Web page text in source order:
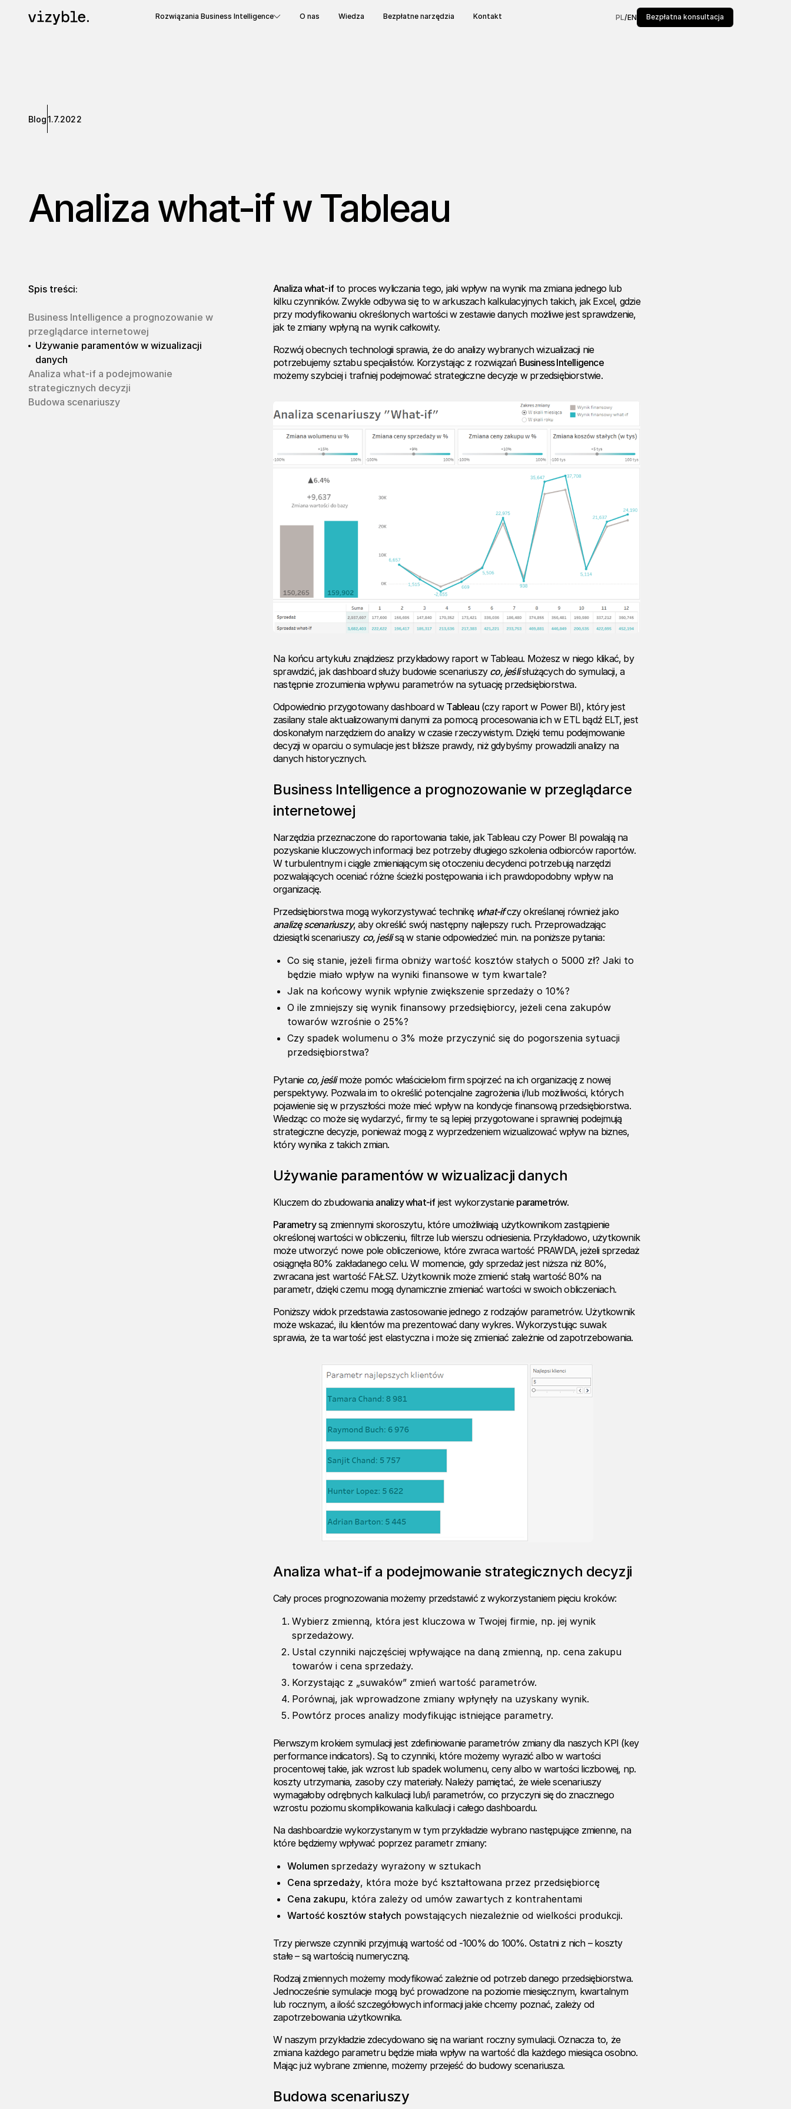
Rozwiązania Business Intelligence O nas Wiedza Bezpłatne narzędzia Kontakt PL/EN Bezpłatna konsultacja
Blog1.7.2022
Analiza what-if w Tableau
Spis treści:
Business Intelligence a prognozowanie w
przeglądarce internetowej
Używanie paramentów w wizualizacji
danych
Analiza what-if a podejmowanie
strategicznych decyzji
Budowa scenariuszy
Analiza what-ifto proces wyliczania tego, jaki wpływ na wynik ma zmiana jednego lub
kilku czynników. Zwykle odbywa się to w arkuszach kalkulacyjnych takich, jak Excel, gdzie
przy modyfikowaniu określonych wartości w zestawie danych możliwe jest sprawdzenie,
jak te zmiany wpłyną na wynik całkowity.
Rozwój obecnych technologii sprawia, że do analizy wybranych wizualizacji nie
potrzebujemy sztabu specjalistów. Korzystając z rozwiązań Business Intelligence
możemy szybciej i trafniej podejmować strategiczne decyzje w przedsiębiorstwie.
Na końcu artykułu znajdziesz przykładowy raport w Tableau. Możesz w niego klikać, by
sprawdzić, jak dashboard służy budowie scenariuszy co, jeślisłużących do symulacji, a
następnie zrozumienia wpływu parametrów na sytuację przedsiębiorstwa.
Odpowiednio przygotowany dashboard w Tableau(czy raport w Power BI), który jest
zasilany stale aktualizowanymi danymi za pomocą procesowania ich w ETL bądź ELT, jest
doskonałym narzędziem do analizy w czasie rzeczywistym. Dzięki temu podejmowanie
decyzji w oparciu o symulacje jest bliższe prawdy, niż gdybyśmy prowadzili analizy na
danych historycznych.
Business Intelligence a prognozowanie w przeglądarce
internetowej
Narzędzia przeznaczone do raportowania takie, jak Tableau czy Power BI powalają na
pozyskanie kluczowych informacji bez potrzeby długiego szkolenia odbiorców raportów.
W turbulentnym i ciągle zmieniającym się otoczeniu decydenci potrzebują narzędzi
pozwalających oceniać różne ścieżki postępowania i ich prawdopodobny wpływ na
organizację.
Przedsiębiorstwa mogą wykorzystywać technikę what-ifczy określanej również jako
analizę scenariuszy, aby określić swój następny najlepszy ruch. Przeprowadzając
dziesiątki scenariuszy co, jeślisą w stanie odpowiedzieć m.in. na poniższe pytania:
Co się stanie, jeżeli firma obniży wartość kosztów stałych o 5000 zł? Jaki to
będzie miało wpływ na wyniki finansowe w tym kwartale?
Jak na końcowy wynik wpłynie zwiększenie sprzedaży o 10%?
O ile zmniejszy się wynik finansowy przedsiębiorcy, jeżeli cena zakupów
towarów wzrośnie o 25%?
Czy spadek wolumenu o 3% może przyczynić się do pogorszenia sytuacji
przedsiębiorstwa?
Pytanie co, jeślimoże pomóc właścicielom firm spojrzeć na ich organizację z nowej
perspektywy. Pozwala im to określić potencjalne zagrożenia i/lub możliwości, których
pojawienie się w przyszłości może mieć wpływ na kondycje finansową przedsiębiorstwa.
Wiedząc co może się wydarzyć, firmy te są lepiej przygotowane i sprawniej podejmują
strategiczne decyzje, ponieważ mogą z wyprzedzeniem wizualizować wpływ na biznes,
który wynika z takich zmian.
Używanie paramentów w wizualizacji danych
Kluczem do zbudowania analizy what-ifjest wykorzystanie parametrów.
Parametrysą zmiennymi skoroszytu, które umożliwiają użytkownikom zastąpienie
określonej wartości w obliczeniu, filtrze lub wierszu odniesienia. Przykładowo, użytkownik
może utworzyć nowe pole obliczeniowe, które zwraca wartość PRAWDA, jeżeli sprzedaż
osiągnęła 80% zakładanego celu. W momencie, gdy sprzedaż jest niższa niż 80%,
zwracana jest wartość FAŁSZ. Użytkownik może zmienić stałą wartość 80% na
parametr, dzięki czemu mogą dynamicznie zmieniać wartości w swoich obliczeniach.
Poniższy widok przedstawia zastosowanie jednego z rodzajów parametrów. Użytkownik
może wskazać, ilu klientów ma prezentować dany wykres. Wykorzystując suwak
sprawia, że ta wartość jest elastyczna i może się zmieniać zależnie od zapotrzebowania.
Analiza what-if a podejmowanie strategicznych decyzji
Cały proces prognozowania możemy przedstawić z wykorzystaniem pięciu kroków:
Wybierz zmienną, która jest kluczowa w Twojej firmie, np. jej wynik
sprzedażowy.
Ustal czynniki najczęściej wpływające na daną zmienną, np. cena zakupu
towarów i cena sprzedaży.
Korzystając z „suwaków” zmień wartość parametrów.
Porównaj, jak wprowadzone zmiany wpłynęły na uzyskany wynik.
Powtórz proces analizy modyfikując istniejące parametry.
Pierwszym krokiem symulacji jest zdefiniowanie parametrów zmiany dla naszych KPI (key
performance indicators). Są to czynniki, które możemy wyrazić albo w wartości
procentowej takie, jak wzrost lub spadek wolumenu, ceny albo w wartości liczbowej, np.
koszty utrzymania, zasoby czy materiały. Należy pamiętać, że wiele scenariuszy
wymagałoby odrębnych kalkulacji lub/i parametrów, co przyczyni się do znacznego
wzrostu poziomu skomplikowania kalkulacji i całego dashboardu.
Na dashboardzie wykorzystanym w tym przykładzie wybrano następujące zmienne, na
które będziemy wpływać poprzez parametr zmiany:
Wolumen sprzedaży wyrażony w sztukach
Cena sprzedaży, która może być kształtowana przez przedsiębiorcę
Cena zakupu, która zależy od umów zawartych z kontrahentami
Wartość kosztów stałych powstających niezależnie od wielkości produkcji.
Trzy pierwsze czynniki przyjmują wartość od -100% do 100%. Ostatni z nich – koszty
stałe – są wartością numeryczną.
Rodzaj zmiennych możemy modyfikować zależnie od potrzeb danego przedsiębiorstwa.
Jednocześnie symulacje mogą być prowadzone na poziomie miesięcznym, kwartalnym
lub rocznym, a ilość szczegółowych informacji jakie chcemy poznać, zależy od
zapotrzebowania użytkownika.
W naszym przykładzie zdecydowano się na wariant roczny symulacji. Oznacza to, że
zmiana każdego parametru będzie miała wpływ na wartość dla każdego miesiąca osobno.
Mając już wybrane zmienne, możemy przejeść do budowy scenariusza.
Budowa scenariuszy